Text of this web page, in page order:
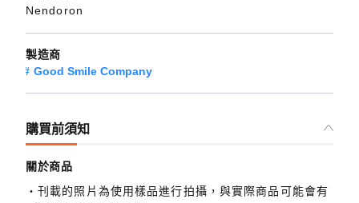
Nendoron
製造商
Good Smile Company
購買前須知
關於商品
刊載的照片為使用樣品進行拍攝，與實際商品可能會有